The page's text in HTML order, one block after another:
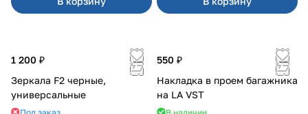
1 200 ₽
Зеркала F2 черные,
универсальные
550 ₽
Накладка в проем багажника
на LA VST